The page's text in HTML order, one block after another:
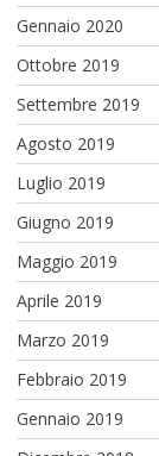
Gennaio 2020
Ottobre 2019
Settembre 2019
Agosto 2019
Luglio 2019
Giugno 2019
Maggio 2019
Aprile 2019
Marzo 2019
Febbraio 2019
Gennaio 2019